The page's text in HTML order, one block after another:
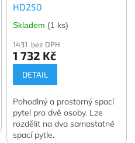
HD250
Skladem (1 ks)
1431 bez DPH
1 732 Kč
DETAIL
Pohodlný a prostorný spací
pytel pro dvě osoby. Lze
rozdělit na dva samostatné
spací pytle.